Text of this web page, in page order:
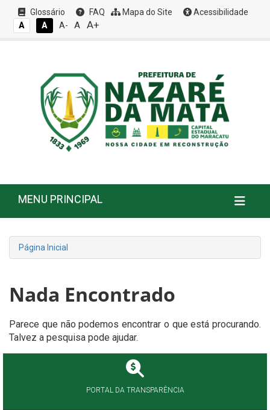
Glossário FAQ Mapa do Site
Acessibilidade
A
A A- A A+
MENU PRINCIPAL
Página Inicial
Nada Encontrado
Parece que não podemos encontrar o que está procurando.
Talvez a pesquisa pode ajudar.
PORTAL DA TRANSPARÊNCIA